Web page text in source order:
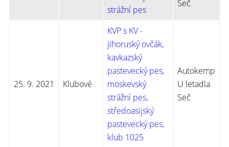
strážní pes
Seč
25. 9. 2021 Klubové
KVP s KV -
jihoruský ovčák,
kavkazský
pastevecký pes,
moskevský
strážní pes,
středoasijský
pastevecký pes,
klub 1025
Autokemp
U letadla
Seč